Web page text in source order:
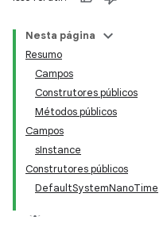
Nesta página
Resumo
Campos
Construtores públicos
Métodos públicos
Campos
sInstance
Construtores públicos
DefaultSystemNanoTime